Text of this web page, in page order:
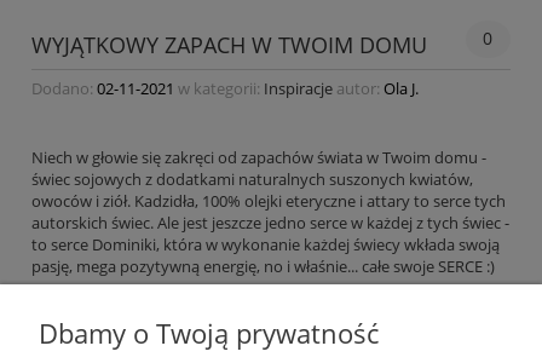
WYJĄTKOWY ZAPACH W TWOIM DOMU 0
Dodano: 02-11-2021 w kategorii: Inspiracje autor: Ola J.
Niech w głowie się zakręci od zapachów świata w Twoim domu -
świec sojowych z dodatkami naturalnych suszonych kwiatów,
owoców i ziół. Kadzidła, 100% olejki eteryczne i attary to serce tych
autorskich świec. Ale jest jeszcze jedno serce w każdej z tych świec -
to serce Dominiki, która w wykonanie każdej świecy wkłada swoją
pasję, mega pozytywną energię, no i właśnie... całe swoje SERCE :)
Dbamy o Twoją prywatność